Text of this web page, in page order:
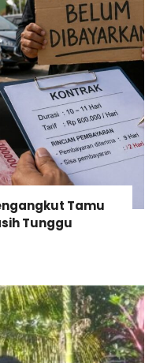
Tamu
Tunggu